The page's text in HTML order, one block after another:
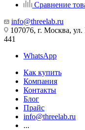
Сравнение
info@threelab.ru
107076, г. Москва,
441
WhatsApp
Как купить
Компания
Контакты
Блог
Прайс
info@threelab.ru
...